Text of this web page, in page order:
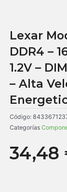
Lexar
DDR4 –
1.2V –
– Alta
Código:
Categorías
34,48